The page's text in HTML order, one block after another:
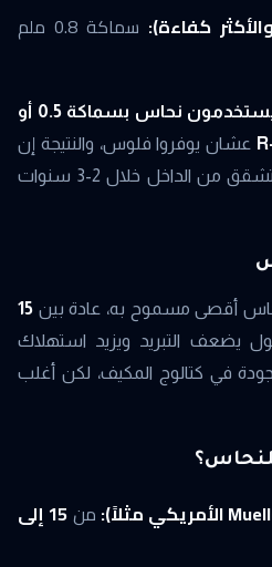
سماكة 0.8 ملم
كثير من الفنيين يستخدمون نحاس بسماكة 0.5 أو
عشان يوفروا فلوس، والنتيجة إن
النحاس ما يتحمل الضغط ويتشقق من الداخل خلال 2-3 سنوات
أقصى مسموح به، عادة بين 15
يضعف التبريد ويزيد استهلاك
في كتالوج المكيف، لكن أغلب
من
15 إلى